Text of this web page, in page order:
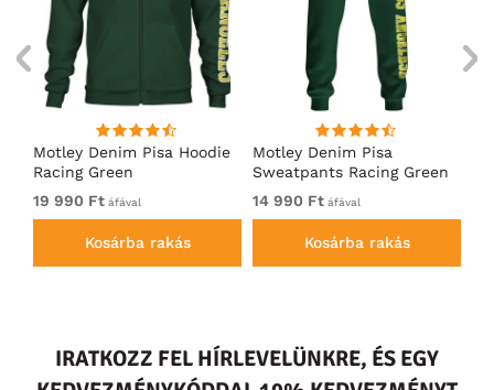
Motley Denim Pisa Hoodie
Racing Green
19 990 Ft áfával
Kosárba rakás
Motley Denim Pisa
Sweatpants Racing Green
14 990 Ft áfával
Kosárba rakás
IRATKOZZ FEL HÍRLEVELÜNKRE, ÉS EGY